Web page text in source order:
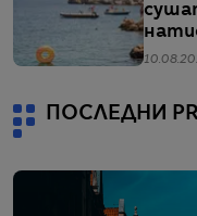
ПОСЛЕДНИ